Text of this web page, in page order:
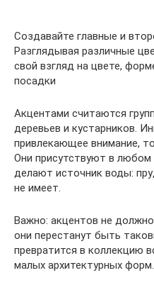
Создавайте главные и
Разглядывая различные
свой взгляд на цвете,
посадки
Акцентами считаются
деревьев и кустарников.
привлекающее внимание,
Они присутствуют в
делают источник воды:
не имеет.
Важно: акцентов не
они перестанут быть
превратится в коллекцию
малых архитектурных форм.